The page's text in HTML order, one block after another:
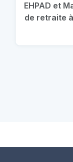
EHPAD et
de retraite